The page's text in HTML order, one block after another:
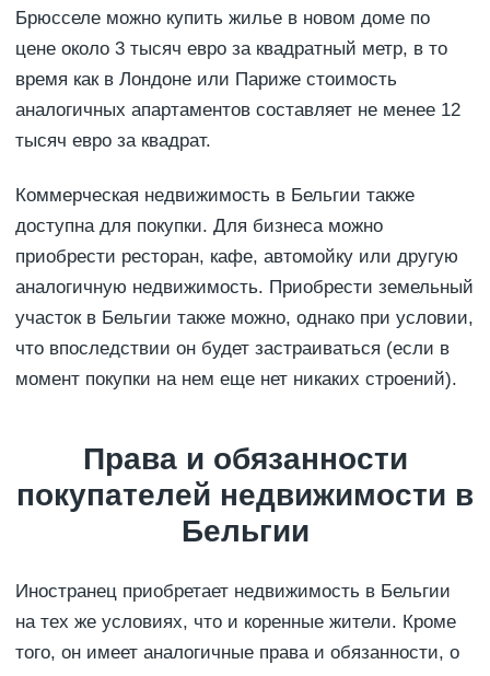
Брюсселе можно купить жилье в новом доме по
цене около 3 тысяч евро за квадратный метр, в то
время как в Лондоне или Париже стоимость
аналогичных апартаментов составляет не менее 12
тысяч евро за квадрат.
Коммерческая недвижимость в Бельгии также
доступна для покупки. Для бизнеса можно
приобрести ресторан, кафе, автомойку или другую
аналогичную недвижимость. Приобрести земельный
участок в Бельгии также можно, однако при условии,
что впоследствии он будет застраиваться (если в
момент покупки на нем еще нет никаких строений).
Права и обязанности
покупателей недвижимости в
Бельгии
Иностранец приобретает недвижимость в Бельгии
на тех же условиях, что и коренные жители. Кроме
того, он имеет аналогичные права и обязанности, о